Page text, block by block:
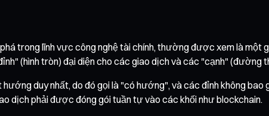
trong lĩnh vực công nghệ tài chính, thường được xem là một
(hình tròn) đại diện cho các giao dịch và các "cạnh" (đường
duy nhất, do đó gọi là "có hướng", và các đỉnh không
dịch phải được đóng gói tuần tự vào các khối như blockchain.